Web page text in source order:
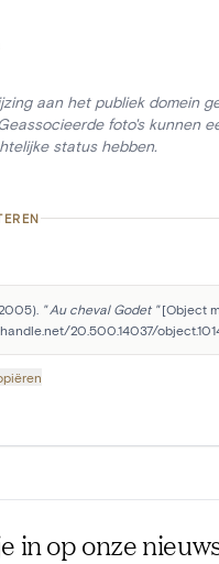
aan het publiek domein
foto's kunnen
status hebben.
" Au cheval Godet " [Object
20.500.14037/
in op onze